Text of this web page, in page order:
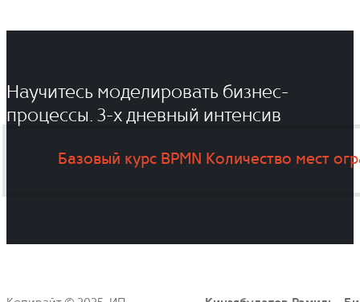
Научитесь моделировать бизнес-
процессы. 3-x дневный интенсив
Базовый курс BPMN Количество мест